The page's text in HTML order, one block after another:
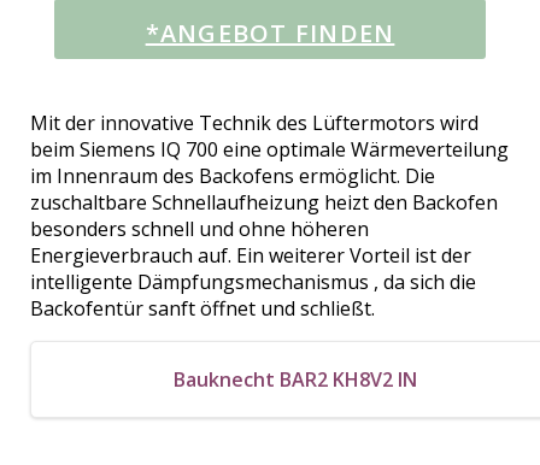
*ANGEBOT FINDEN
Mit der innovative Technik des Lüftermotors wird
beim Siemens IQ 700 eine optimale Wärmeverteilung
im Innenraum des Backofens ermöglicht. Die
zuschaltbare Schnellaufheizung heizt den Backofen
besonders schnell und ohne höheren
Energieverbrauch auf. Ein weiterer Vorteil ist der
intelligente Dämpfungsmechanismus , da sich die
Backofentür sanft öffnet und schließt.
Bauknecht BAR2 KH8V2 IN